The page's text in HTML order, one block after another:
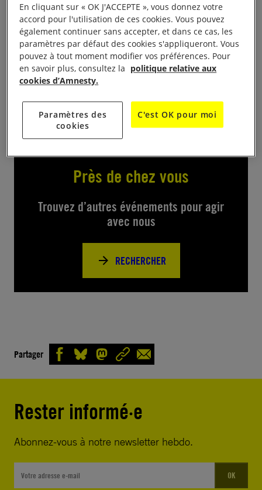
château de Tours Avenue André Malraux
stand d’information et pétitions au village des
associations à partir de 12h30 et participation à la
Près de chez vous
Trouvez d’autres événements pour agir
avec nous
RECHERCHER
Partager
Rester informé·e
Abonnez-vous à notre newsletter hebdo.
OK
En cliquant sur « OK J'ACCEPTE », vous donnez votre
accord pour l'utilisation de ces cookies. Vous pouvez
également continuer sans accepter, et dans ce cas, les
paramètres par défaut des cookies s'appliqueront. Vous
pouvez à tout moment modifier vos préférences. Pour
en savoir plus, consultez la politique relative aux
cookies d’Amnesty.
Paramètres des
cookies
C'est OK pour moi